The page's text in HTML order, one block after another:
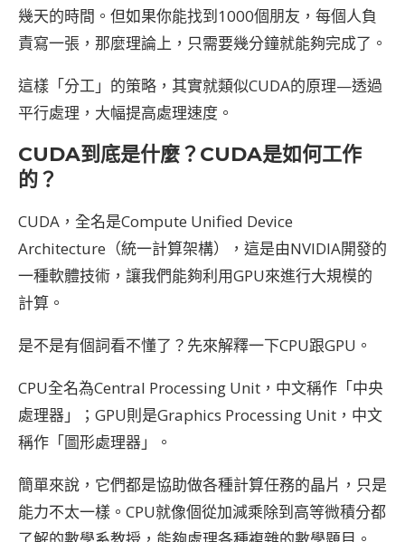
幾天的時間。但如果你能找到1000個朋友，每個人負
責寫一張，那麼理論上，只需要幾分鐘就能夠完成了。
這樣「分工」的策略，其實就類似CUDA的原理—透過
平行處理，大幅提高處理速度。
CUDA到底是什麼？CUDA是如何工作
的？
CUDA，全名是Compute Unified Device
Architecture（統一計算架構），這是由NVIDIA開發的
一種軟體技術，讓我們能夠利用GPU來進行大規模的
計算。
是不是有個詞看不懂了？先來解釋一下CPU跟GPU。
CPU全名為Central Processing Unit，中文稱作「中央
處理器」；GPU則是Graphics Processing Unit，中文
稱作「圖形處理器」。
簡單來說，它們都是協助做各種計算任務的晶片，只是
能力不太一樣。CPU就像個從加減乘除到高等微積分都